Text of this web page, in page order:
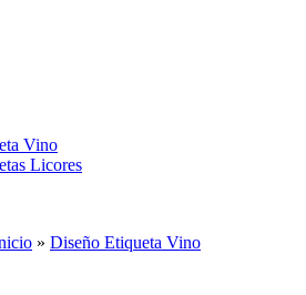
Vino
Licores
» Diseño Etiqueta Vino